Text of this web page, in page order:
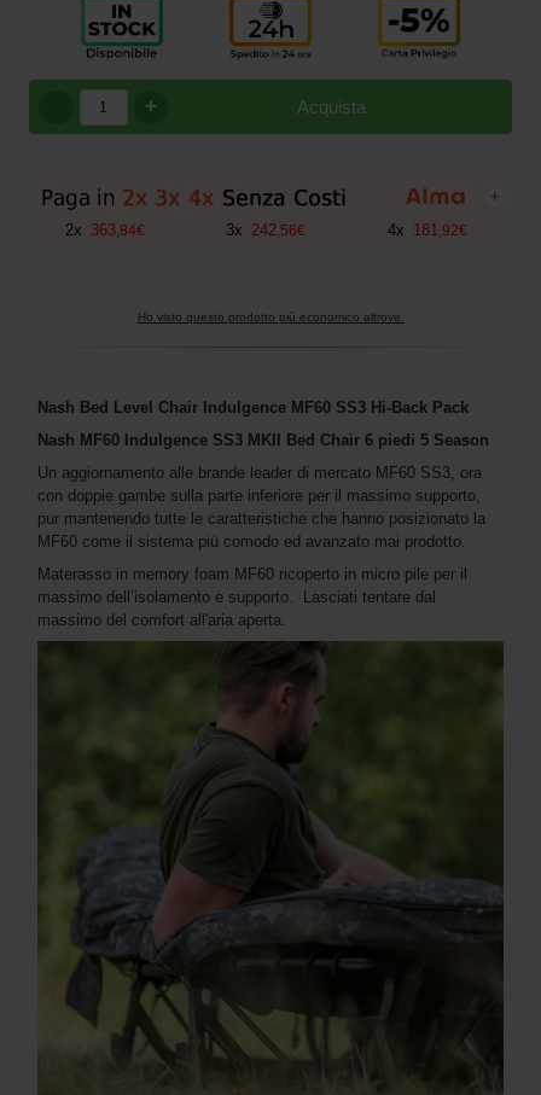
Acquista
+
+
2x 363 ,84€ 3x 242 56€ 4x 181 92€
Ho visto questo prodotto più economico altrove.
Nash Bed Level Chair Indulgence MF60 SS3 Hi-Back Pack
Nash MF60 Indulgence SS3 MKII Bed Chair 6 piedi 5 Season
Un aggiornamento alle brande leader di mercato MF60 SS3, ora
con doppie gambe sulla parte inferiore per il massimo supporto,
pur mantenendo tutte le caratteristiche che hanno posizionato la
MF60 come il sistema più comodo ed avanzato mai prodotto.
Materasso in memory foam MF60 ricoperto in micro pile per il
massimo dell’isolamento e supporto. Lasciati tentare dal
massimo del comfort all'aria aperta.